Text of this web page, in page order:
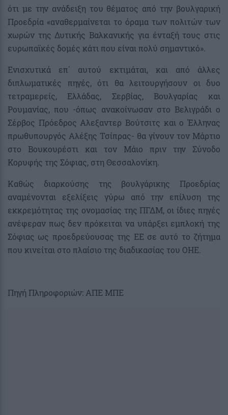
ότι με την ανάδειξη του θέματος από την βουλγαρική
Προεδρία «αναθερμαίνεται το όραμα των πολιτών των
χωρών της Δυτικής Βαλκανικής για ένταξή τους στις
ευρωπαϊκές δομές κάτι που είναι πολύ σημαντικό».
Ενισχυτικά επ΄ αυτού εκτιμάται, και από άλλες
διπλωματικές πηγές, ότι θα λειτουργήσουν οι δυο
τετραμερείς, Ελλάδας, Σερβίας, Βουλγαρίας και
Ρουμανίας, που -όπως ανακοίνωσαν στο Βελιγράδι ο
Σέρβος Πρόεδρος Αλεξαντερ Βούτσιτς και ο Έλληνας
πρωθυπουργός Αλέξης Τσίπρας- θα γίνουν τον Μάρτιο
στο Βουκουρέστι και τον Μάιο πριν την Σύνοδο
Κορυφής της Σόφιας, στη Θεσσαλονίκη.
Καθώς διαρκούσης της βουλγάρικης Προεδρίας
αναμένονται εξελίξεις γύρω από την επίλυση της
εκκρεμότητας της ονομασίας της ΠΓΔΜ, οι ίδιες πηγές
ανέφεραν πως δεν πρόκειται να υπάρξει εμπλοκή της
Σόφιας ως προεδρεύουσας της ΕΕ σε αυτό το ζήτημα
που κινείται στο πλαίσιο της διαδικασίας του ΟΗΕ.
Πηγή Πληροφοριών: ΑΠΕ ΜΠΕ